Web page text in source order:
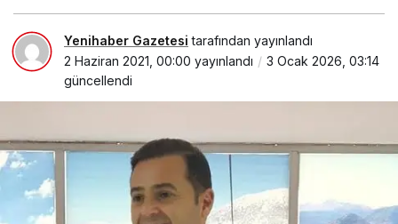
Yenihaber Gazetesi tarafından yayınlandı
2 Haziran 2021, 00:00 yayınlandı
3 Ocak 2026, 03:14
güncellendi